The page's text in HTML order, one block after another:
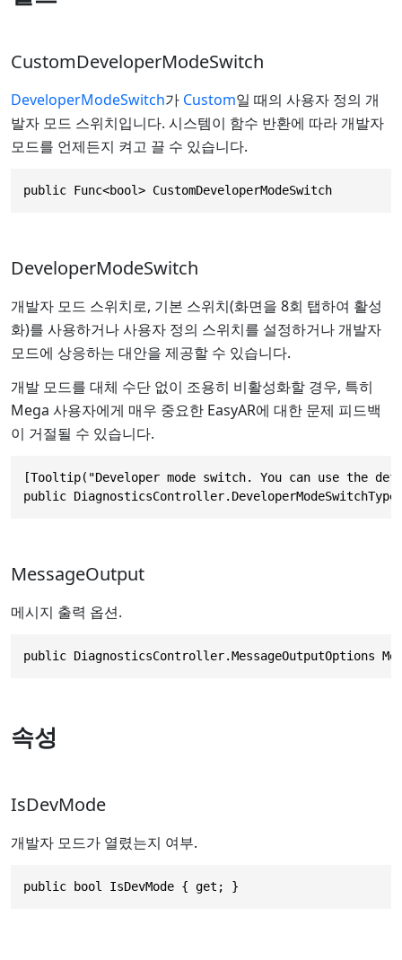
CustomDeveloperModeSwitch
DeveloperModeSwitch가 Custom일 때의 사용자 정의 개
발자 모드 스위치입니다. 시스템이 함수 반환에 따라 개발자
모드를 언제든지 켜고 끌 수 있습니다.
public Func<bool> CustomDeveloperModeSwitch
DeveloperModeSwitch
개발자 모드 스위치로, 기본 스위치(화면을 8회 탭하여 활성
화)를 사용하거나 사용자 정의 스위치를 설정하거나 개발자
모드에 상응하는 대안을 제공할 수 있습니다.
개발 모드를 대체 수단 없이 조용히 비활성화할 경우, 특히
Mega 사용자에게 매우 중요한 EasyAR에 대한 문제 피드백
이 거절될 수 있습니다.
[Tooltip("Developer mode switch. You can use the
public DiagnosticsController.DeveloperModeSwitchType
MessageOutput
메시지 출력 옵션.
public DiagnosticsController.MessageOutputOptions
속성
IsDevMode
개발자 모드가 열렸는지 여부.
public bool IsDevMode { get; }